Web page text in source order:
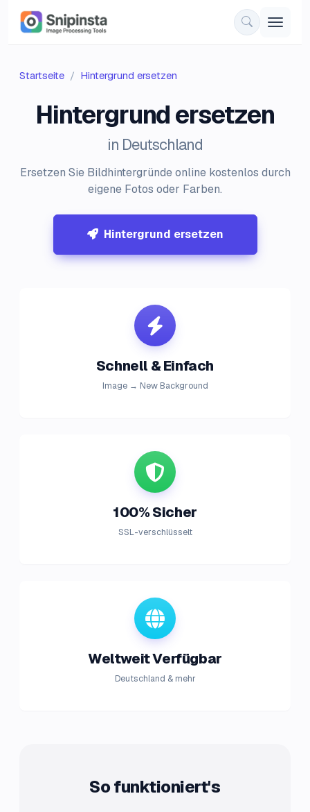
Startseite Hintergrund ersetzen
Hintergrund ersetzen
in Deutschland
Ersetzen Sie Bildhintergründe online kostenlos durch
eigene Fotos oder Farben.
Hintergrund ersetzen
Schnell & Einfach
Image → New Background
100% Sicher
SSL-verschlüsselt
Weltweit Verfügbar
Deutschland & mehr
So funktioniert's